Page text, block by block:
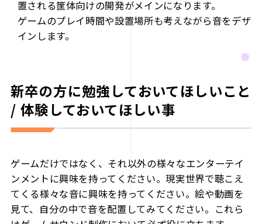
置される筐体向けの開発がメインになります。
ゲームのプレイ時間や設置場所も考えながら音をデザ
インします。
新卒の方に勉強しておいてほしいこと
/ 体験しておいてほしい事
ゲームだけではなく、それ以外の様々なエンターテイ
ンメントに興味を持ってください。現実世界で聴こえ
てくる様々な音に興味を持ってください。絵や動画を
見て、自分の中で音を配置してみてください。これら